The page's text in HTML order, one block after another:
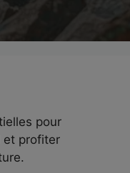
pour
et profiter